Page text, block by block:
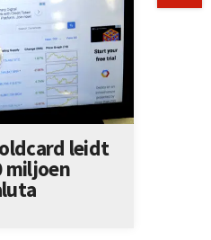
leidt
miljoen